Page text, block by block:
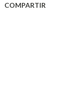
COMPARTIR